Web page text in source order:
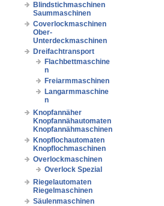
Blindstichmaschinen
Saummaschinen
Coverlockmaschinen
Ober-
Unterdeckmaschinen
Dreifachtransport
Flachbettmaschine
n
Freiarmmaschinen
Langarmmaschine
n
Knopfannäher
Knopfannähautomaten
Knopfannähmaschinen
Knopflochautomaten
Knopflochmaschinen
Overlockmaschinen
Overlock Spezial
Riegelautomaten
Riegelmaschinen
Säulenmaschinen